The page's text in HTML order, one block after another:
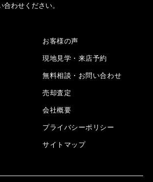
わせください。
お客様の声
現地見学・来店予約
無料相談・お問い合わせ
売却査定
会社概要
プライバシーポリシー
サイトマップ